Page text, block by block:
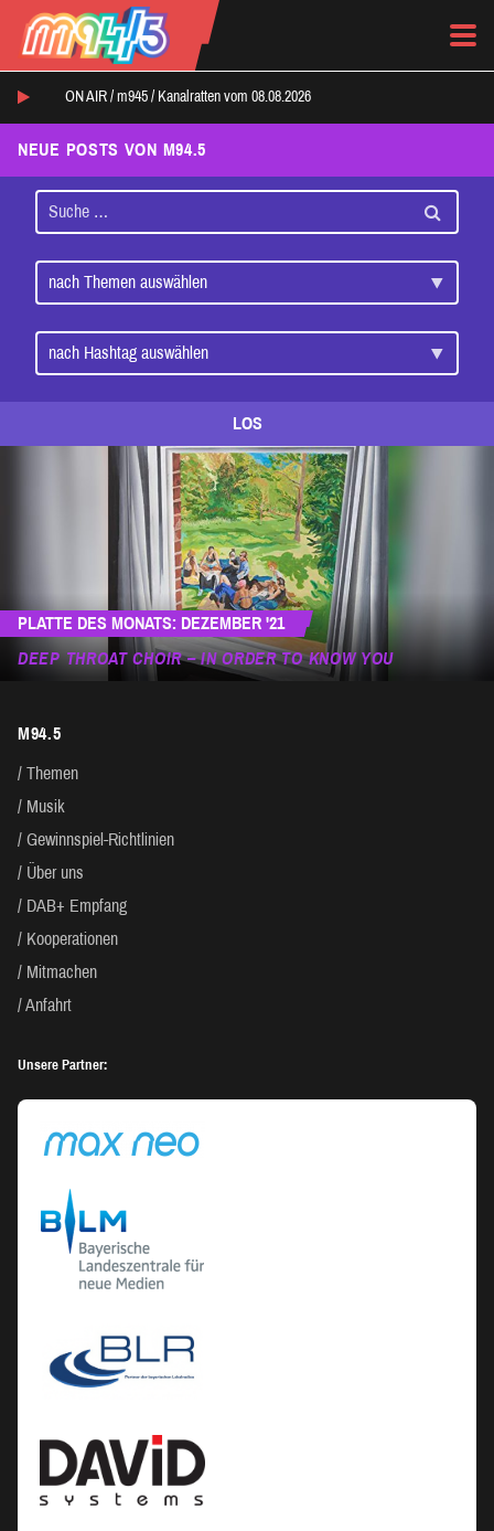
ON AIR / m945 / Kanalratten vom 08.08.2026
NEUE POSTS VON M94.5
LOS
PLATTE DES MONATS: DEZEMBER '21
DEEP THROAT CHOIR – IN ORDER TO KNOW YOU
M94.5
Themen
Musik
Gewinnspiel-Richtlinien
Über uns
DAB+ Empfang
Kooperationen
Mitmachen
Anfahrt
Unsere Partner: